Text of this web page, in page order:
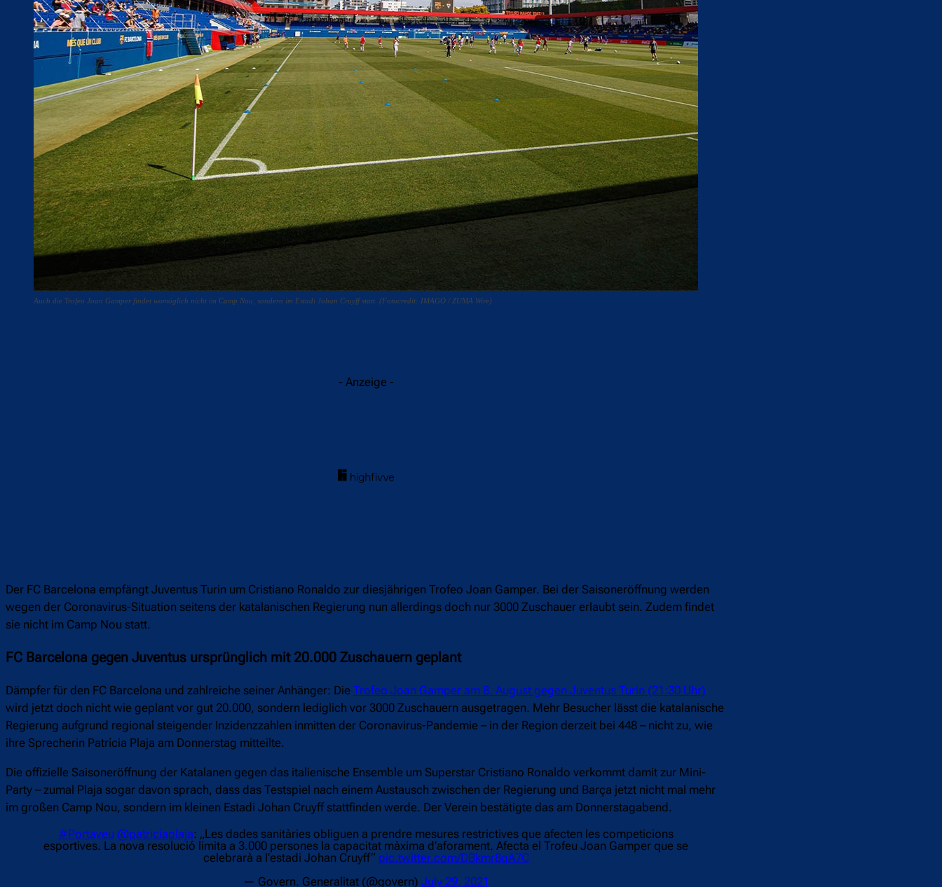
Auch die Trofeo Joan Gamper findet womöglich nicht im Camp Nou, sondern im Estadi Johan Cruyff statt. (Fotocredit: IMAGO / ZUMA Wire)
- Anzeige -
Der FC Barcelona empfängt Juventus Turin um Cristiano Ronaldo zur diesjährigen Trofeo Joan Gamper. Bei der Saisoneröffnung werden
wegen der Coronavirus-Situation seitens der katalanischen Regierung nun allerdings doch nur 3000 Zuschauer erlaubt sein. Zudem findet
sie nicht im Camp Nou statt.
FC Barcelona gegen Juventus ursprünglich mit 20.000 Zuschauern geplant
Dämpfer für den FC Barcelona und zahlreiche seiner Anhänger: Die Trofeo Joan Gamper am 8. August gegen Juventus Turin (21:30 Uhr)
wird jetzt doch nicht wie geplant vor gut 20.000, sondern lediglich vor 3000 Zuschauern ausgetragen. Mehr Besucher lässt die katalanische
Regierung aufgrund regional steigender Inzidenzzahlen inmitten der Coronavirus-Pandemie – in der Region derzeit bei 448 – nicht zu, wie
ihre Sprecherin Patrícia Plaja am Donnerstag mitteilte.
Die offizielle Saisoneröffnung der Katalanen gegen das italienische Ensemble um Superstar Cristiano Ronaldo verkommt damit zur Mini-
Party – zumal Plaja sogar davon sprach, dass das Testspiel nach einem Austausch zwischen der Regierung und Barça jetzt nicht mal mehr
im großen Camp Nou, sondern im kleinen Estadi Johan Cruyff stattfinden werde. Der Verein bestätigte das am Donnerstagabend.
#Portaveu @patriciaplaja: „Les dades sanitàries obliguen a prendre mesures restrictives que afecten les competicions
esportives. La nova resolució limita a 3.000 persones la capacitat màxima d’aforament. Afecta el Trofeu Joan Gamper que se
celebrarà a l’estadi Johan Cruyff“ pic.twitter.com/DBkmr8qA7C
— Govern. Generalitat (@govern) July 29, 2021